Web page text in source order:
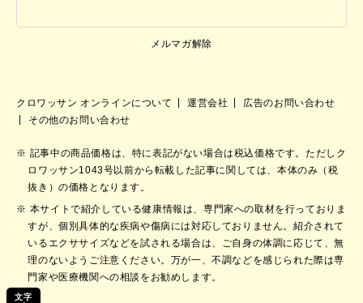
文字
メルマガ解除
クロワッサン オンラインについて 運営会社
広告のお問い合わせ
その他のお問い合わせ
記事中の商品価格は、特に表記がない場合は税込価格です。ただしク
ロワッサン1043号以前から転載した記事に関しては、本体のみ（税
抜き）の価格となります。
本サイトで紹介している健康情報は、専門家への取材を行っておりま
すが、個別具体的な疾病や傷病には対応しておりません。紹介されて
いるエクササイズなどを試される場合は、ご自身の体調に応じて、無
理のないようご注意ください。万が一、不調などを感じられた際は専
門家や医療機関への相談をお勧めします。